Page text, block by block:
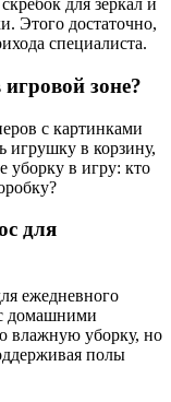
для зеркал и
Этого достаточно,
специалиста.
зоне?
с картинками
игрушку в корзину,
уборку в игру: кто
для
ежедневного
домашними
влажную уборку, но
полы